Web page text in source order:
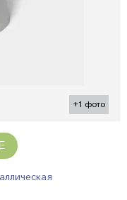
+1 фото